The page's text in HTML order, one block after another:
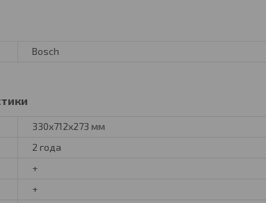
Bosch
330x712x273 мм
2 года
+
+